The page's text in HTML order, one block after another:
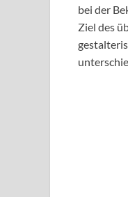
bei der
Ziel des